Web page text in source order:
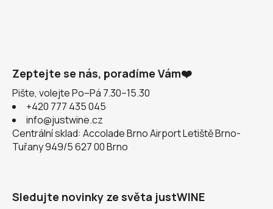
Zeptejte se nás, poradíme Vám❤️
Pište, volejte Po–Pá 7.30–15.30
+420 777 435 045
info@justwine.cz
Centrální sklad: Accolade Brno Airport Letiště Brno-
Tuřany 949/5 627 00 Brno
Sledujte novinky ze světa justWINE